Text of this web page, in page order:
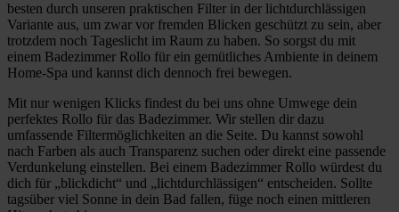
besten durch unseren praktischen Filter in der lichtdurchlässigen
Variante aus, um zwar vor fremden Blicken geschützt zu sein, aber
trotzdem noch Tageslicht im Raum zu haben. So sorgst du mit
einem Badezimmer Rollo für ein gemütliches Ambiente in deinem
Home-Spa und kannst dich dennoch frei bewegen.
Mit nur wenigen Klicks findest du bei uns ohne Umwege dein
perfektes Rollo für das Badezimmer. Wir stellen dir dazu
umfassende Filtermöglichkeiten an die Seite. Du kannst sowohl
nach Farben als auch Transparenz suchen oder direkt eine passende
Verdunkelung einstellen. Bei einem Badezimmer Rollo würdest du
dich für „blickdicht“ und „lichtdurchlässigen“ entscheiden. Sollte
tagsüber viel Sonne in dein Bad fallen, füge noch einen mittleren